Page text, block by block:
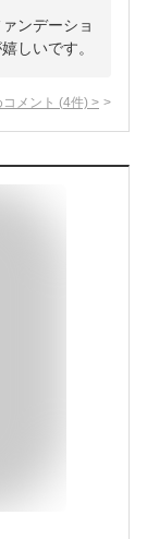
ンデーショ
しいです。
メント (4件) >